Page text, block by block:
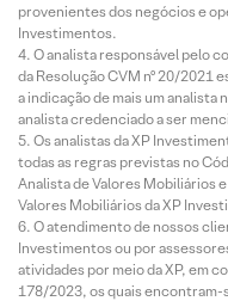
provenientes dos negócios e
Investimentos.
O analista responsável pelo
da Resolução CVM nº 20/2021
a indicação de mais um
analista credenciado a ser
Os analistas da XP
todas as regras previstas no
Analista de Valores Mobiliários
Valores Mobiliários da XP
O atendimento de nossos
Investimentos ou por
atividades por meio da XP, em
178/2023, os quais encontram-